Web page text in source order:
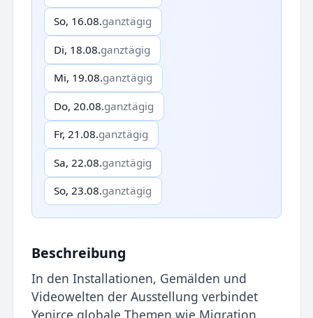
So, 16.08.ganztägig
Di, 18.08.ganztägig
Mi, 19.08.ganztägig
Do, 20.08.ganztägig
Fr, 21.08.ganztägig
Sa, 22.08.ganztägig
So, 23.08.ganztägig
Beschreibung
In den Installationen, Gemälden und
Videowelten der Ausstel­lung verbindet